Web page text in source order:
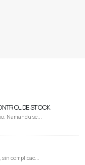
DE STOCK
Ñamandu se...
sin complicac...